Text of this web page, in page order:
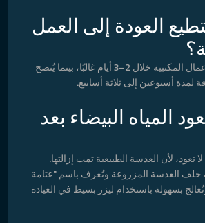
العودة إلى العمل
يمكن العودة إلى الأعمال المكتبية خلال 2–3 أيام غالبًا، بينما يُنصح
لمدة أسبوعين إلى ثلاثة أسابيع.
المياه البيضاء بعد
تعود، لأن العدسة الطبيعية تمت إزالتها.
خلف العدسة المزروعة وتُعرف باسم "عتامة
بسهولة باستخدام ليزر بسيط في العيادة